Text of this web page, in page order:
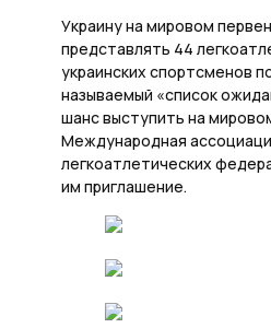
Украину на мировом
представлять 44
украинских спортсменов
называемый «список
шанс выступить на
Международная
легкоатлетических
им приглашение.